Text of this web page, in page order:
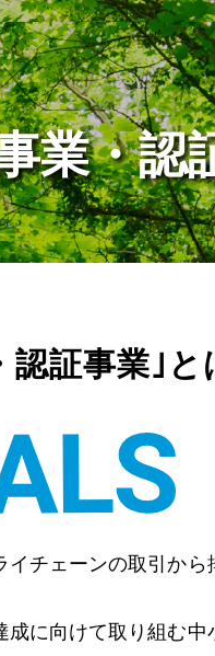
業・認
認証事業｣と
チェーンの取引か
に向けて取り組む中